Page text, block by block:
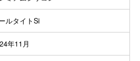
ルタイトSi
年11月